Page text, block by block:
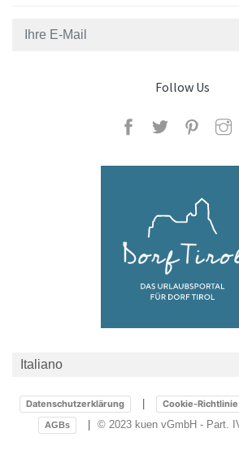
Follow Us
Datenschutzerklärung Cookie-Richtlinie
AGBs © 2023 kuen vGmbH - Part.